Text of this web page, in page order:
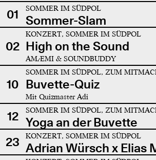
01 SOMMER IM SÜDPOL
Sommer-Slam
02
KONZERT, SOMMER IM SÜDPOL
High on the Sound
AMÆMI & SOUNDBUDDY
10
SOMMER IM SÜDPOL, ZUM
Buvette-Quiz
Mit Quizmaster Adi
12 SOMMER IM SÜDPOL, ZUM
Yoga an der Buvette
23
KONZERT, SOMMER IM SÜDPOL
Adrian Würsch x Elias